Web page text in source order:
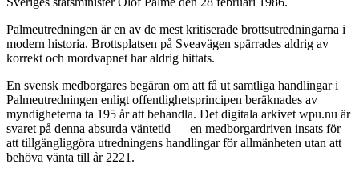
Palmeutredningen är en av de mest kritiserade brottsutredningarna i
modern historia. Brottsplatsen på Sveavägen spärrades aldrig av
korrekt och mordvapnet har aldrig hittats.
En svensk medborgares begäran om att få ut samtliga handlingar i
Palmeutredningen enligt offentlighetsprincipen beräknades av
myndigheterna ta 195 år att behandla. Det digitala arkivet wpu.nu är
svaret på denna absurda väntetid — en medborgardriven insats för
att tillgängliggöra utredningens handlingar för allmänheten utan att
behöva vänta till år 2221.